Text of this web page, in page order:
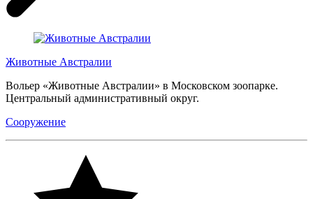
Животные Австралии
Вольер «Животные Австралии» в Московском зоопарке.
Центральный административный округ.
Сооружение